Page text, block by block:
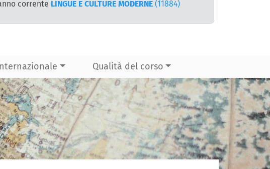
corrente LINGUE E CULTURE MODERNE (11884)
Qualità del corso